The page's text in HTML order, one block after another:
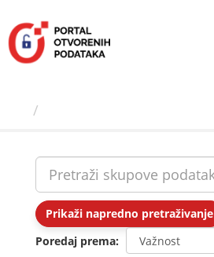
sadržaj
Prikaži napredno pretraživanje
Poredaj prema